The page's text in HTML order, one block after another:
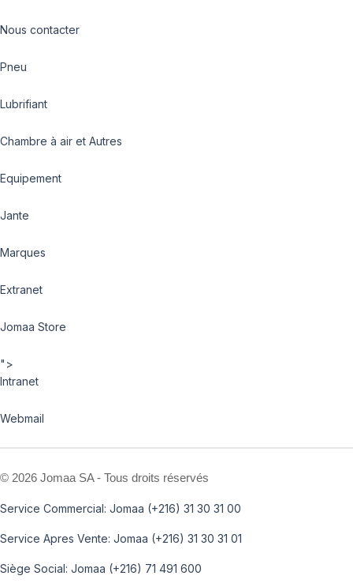
Nous contacter
Pneu
Lubrifiant
Chambre à air et Autres
Equipement
Jante
Marques
Extranet
Jomaa Store
">
Intranet
Webmail
© 2026 Jomaa SA - Tous droits réservés
Service Commercial: Jomaa (+216) 31 30 31 00
Service Apres Vente: Jomaa (+216) 31 30 31 01
Siège Social: Jomaa (+216) 71 491 600